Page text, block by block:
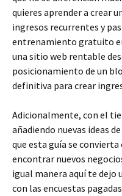
quieres aprender a crear
ingresos recurrentes y
entrenamiento gratuito
una sitio web rentable
posicionamiento de un
definitiva para crear
Adicionalmente, con el
añadiendo nuevas ideas
que esta guía se
encontrar nuevos
igual manera aquí te dejo
con las encuestas